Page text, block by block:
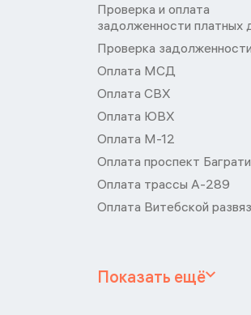
Проверка и оплата
задолженности платных
Проверка
Оплата МСД
Оплата СВХ
Оплата ЮВХ
Оплата М-12
Оплата проспект
Оплата трассы А-289
Оплата Витебской
Показать ещё